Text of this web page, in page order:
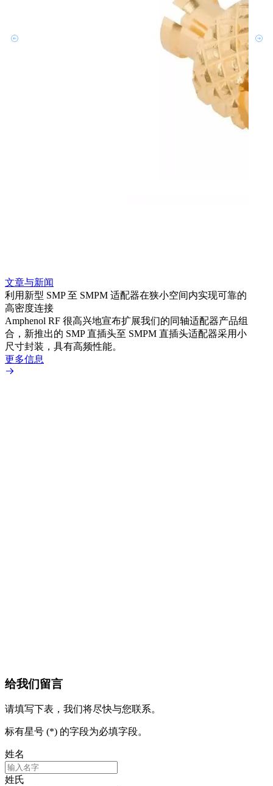
文章与新闻
利用新型 SMP 至 SMPM 适配器在狭小空间内实现可靠的
高密度连接
Amphenol RF 很高兴地宣布扩展我们的同轴适配器产品组
合，新推出的 SMP 直插头至 SMPM 直插头适配器采用小
尺寸封装，具有高频性能。
更多信息
给我们留言
请填写下表，我们将尽快与您联系。
标有星号 (*) 的字段为必填字段。
姓名
姓氏